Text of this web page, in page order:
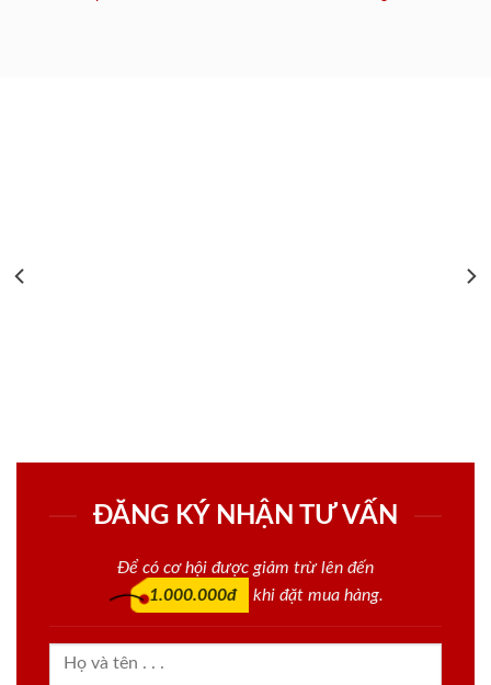
ĐĂNG KÝ NHẬN TƯ VẤN
Để có cơ hội được giảm trừ lên đến
1.000.000đ
khi đặt mua hàng.